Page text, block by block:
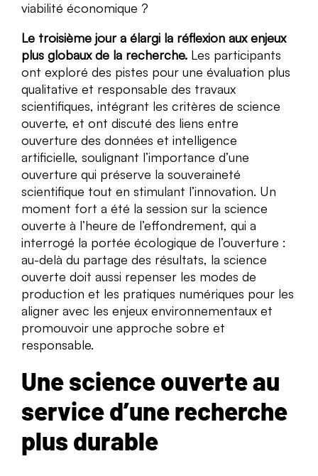
viabilité économique ?
Le troisième jour a élargi la réflexion aux enjeux
plus globaux de la recherche. Les participants
ont exploré des pistes pour une évaluation plus
qualitative et responsable des travaux
scientifiques, intégrant les critères de science
ouverte, et ont discuté des liens entre
ouverture des données et intelligence
artificielle, soulignant l’importance d’une
ouverture qui préserve la souveraineté
scientifique tout en stimulant l’innovation. Un
moment fort a été la session sur la science
ouverte à l’heure de l’effondrement, qui a
interrogé la portée écologique de l’ouverture :
au-delà du partage des résultats, la science
ouverte doit aussi repenser les modes de
production et les pratiques numériques pour les
aligner avec les enjeux environnementaux et
promouvoir une approche sobre et
responsable.
Une science ouverte au
service d’une recherche
plus durable